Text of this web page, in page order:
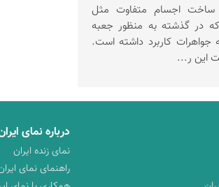
ساخت اجسام متفاوت مثل
در گذشته به منظور جعبه‌
جواهرات کاربرد داشته است.
این ر...
درباره نمای
نمای زنده ایران
راهنمای نمای